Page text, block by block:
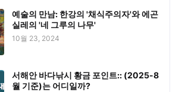
예술의 만남: 한강의 '채식주의자'와 에곤
실레의 '네 그루의 나무'
10월 23, 2024
서해안 바다낚시 황금 포인트:: (2025-8
월 기준)는 어디일까?